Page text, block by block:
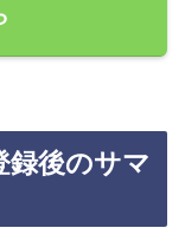
録後のサマ